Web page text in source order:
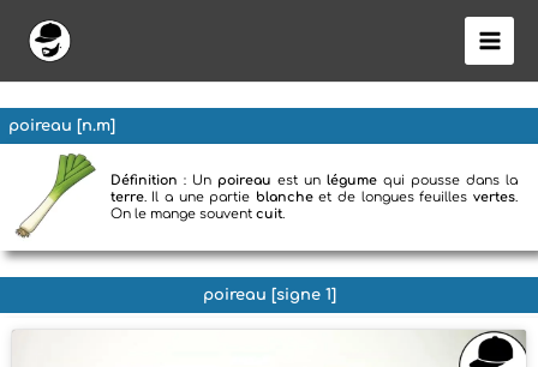
contenu
poireau [n.m]
Définition : Un poireau est un légumequi pousse dans la
terre. Il a une partie blancheet de longues feuilles vertes.
On le mange souvent cuit.
poireau [signe 1]